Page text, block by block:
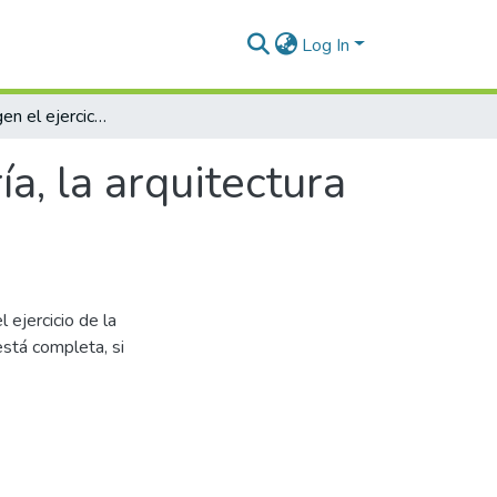
Log In
Normas que rigen el ejercicio de la ingeniería, la arquitectura y profesiones afines
la arquitectura
ejercicio de la
completa, si